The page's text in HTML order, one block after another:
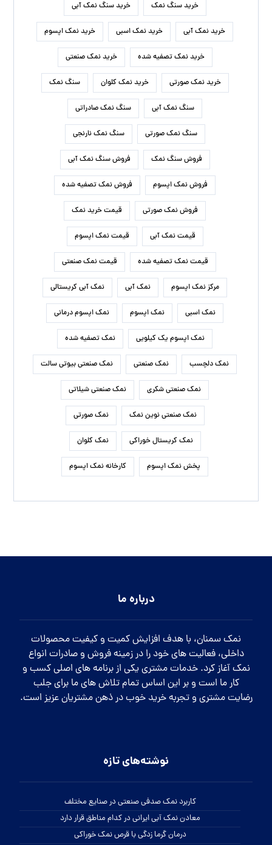
خرید سنگ نمک خرید سنگ نمک آبی
خرید نمک آبی خرید نمک اسبی خرید نمک اپسوم
خرید نمک تصفیه شده خرید نمک صنعتی
خرید نمک صورتی خرید نمک کلوان سنگ نمک
سنگ نمک آبی سنگ نمک صادراتی
سنگ نمک صورتی سنگ نمک نارنجی
فروش سنگ نمک فروش سنگ نمک آبی
فروش نمک اپسوم فروش نمک تصفیه شده
فروش نمک صورتی قیمت خرید نمک
قیمت نمک آبی قیمت نمک اپسوم
قیمت نمک تصفیه شده قیمت نمک صنعتی
مرکز نمک اپسوم نمک آبی نمک آبی کریستالی
نمک اسبی نمک اپسوم نمک اپسوم درمانی
نمک اپسوم یک کیلویی نمک تصفیه شده
نمک دلچسب نمک صنعتی نمک صنعتی بیوتی سالت
نمک صنعتی شکری نمک صنعتی شیلاتی
نمک صنعتی نوین نمک نمک صورتی
نمک کریستال خوراکی نمک کلوان
پخش نمک اپسوم کارخانه نمک اپسوم
درباره ما
نمک سمنان، با هدف افزایش کمیت و کیفیت محصولات
داخلی، فعالیت های خود را در زمینه فروش و صادرات انواع
نمک آغاز کرد. خدمات مشتری یکی از برنامه های اصلی کسب و
کار ما است و بر این اساس تمام تلاش های ما برای جلب
رضایت مشتری و تجربه خرید خوب در ذهن مشتریان عزیز است.
نوشته‌های تازه
کاربرد نمک صدفی صنعتی در صنایع مختلف
معادن نمک آبی ایرانی در کدام مناطق قرار دارد
درمان گرما زدگی با قرص نمک خوراکی